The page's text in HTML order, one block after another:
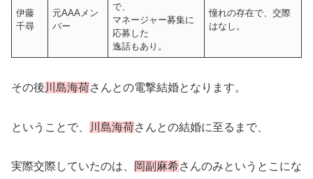
伊藤
千尋
元AAAメン
バー
で、
マネージャー募集に
応募した
逸話もあり。
憧れの存在で、交際
はなし。
その後 川島海荷さんとの電撃結婚となります。
ということで、 川島海荷さんとの結婚に至るまで、
実際交際していたのは、 岡副麻希さんのみというとこにな